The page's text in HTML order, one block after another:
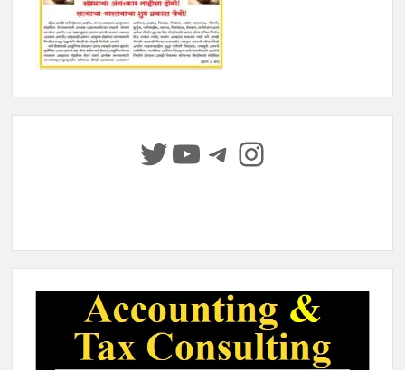
Twitter
YouTube
Telegram
Instagram